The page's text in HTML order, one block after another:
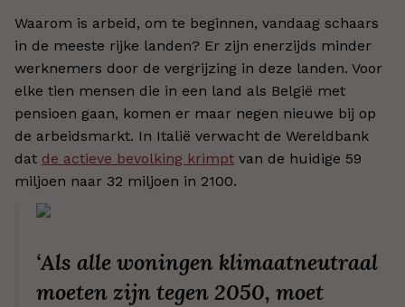
Waarom is arbeid, om te beginnen, vandaag schaars
in de meeste rijke landen? Er zijn enerzijds minder
werknemers door de vergrijzing in deze landen. Voor
elke tien mensen die in een land als België met
pensioen gaan, komen er maar negen nieuwe bij op
de arbeidsmarkt. In Italië verwacht de Wereldbank
dat de actieve bevolking krimpt van de huidige 59
miljoen naar 32 miljoen in 2100.
‘Als alle woningen klimaatneutraal
moeten zijn tegen 2050, moet